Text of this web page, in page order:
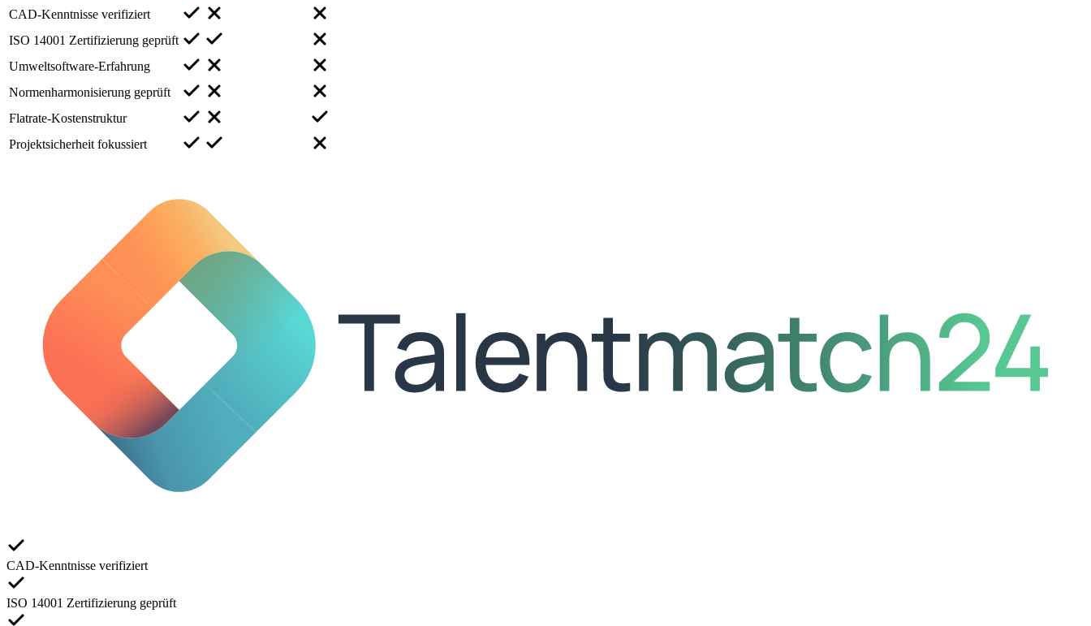
CAD-Kenntnisse verifiziert
ISO 14001 Zertifizierung geprüft
Umweltsoftware-Erfahrung
Normenharmonisierung geprüft
Flatrate-Kostenstruktur
Projektsicherheit fokussiert
CAD-Kenntnisse verifiziert
ISO 14001 Zertifizierung geprüft